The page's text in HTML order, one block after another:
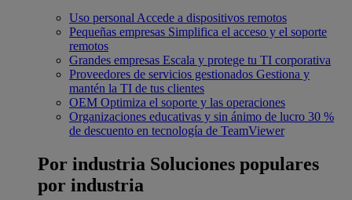
Uso personal Accede a dispositivos remotos
Pequeñas empresas Simplifica el acceso y el soporte
remotos
Grandes empresas Escala y protege tu TI corporativa
Proveedores de servicios gestionados Gestiona y
mantén la TI de tus clientes
OEM Optimiza el soporte y las operaciones
Organizaciones educativas y sin ánimo de lucro 30 %
de descuento en tecnología de TeamViewer
Por industria Soluciones populares
por industria